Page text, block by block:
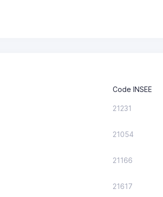
Code INSEE
21231
21054
21166
21617